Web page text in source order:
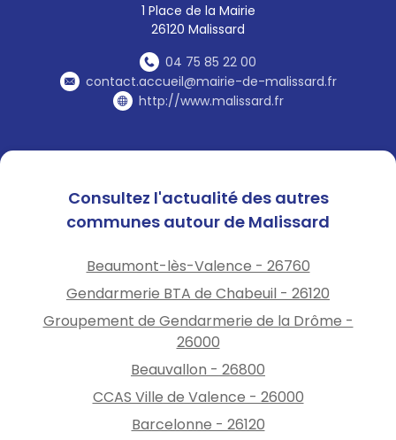
1 Place de la Mairie
26120 Malissard
04 75 85 22 00
contact.accueil@mairie-de-malissard.fr
http://www.malissard.fr
Consultez l'actualité des autres
communes autour de Malissard
Beaumont-lès-Valence - 26760
Gendarmerie BTA de Chabeuil - 26120
Groupement de Gendarmerie de la Drôme -
26000
Beauvallon - 26800
CCAS Ville de Valence - 26000
Barcelonne - 26120